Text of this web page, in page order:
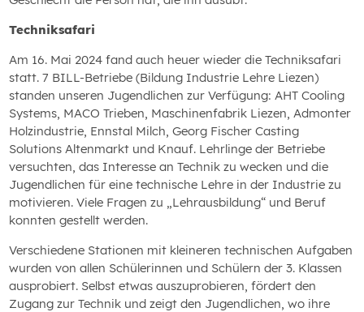
Techniksafari
Am 16. Mai 2024 fand auch heuer wieder die Techniksafari
statt. 7 BILL-Betriebe (Bildung Industrie Lehre Liezen)
standen unseren Jugendlichen zur Verfügung: AHT Cooling
Systems, MACO Trieben, Maschinenfabrik Liezen, Admonter
Holzindustrie, Ennstal Milch, Georg Fischer Casting
Solutions Altenmarkt und Knauf. Lehrlinge der Betriebe
versuchten, das Interesse an Technik zu wecken und die
Jugendlichen für eine technische Lehre in der Industrie zu
motivieren. Viele Fragen zu „Lehrausbildung“ und Beruf
konnten gestellt werden.
Verschiedene Stationen mit kleineren technischen Aufgaben
wurden von allen Schülerinnen und Schülern der 3. Klassen
ausprobiert. Selbst etwas auszuprobieren, fördert den
Zugang zur Technik und zeigt den Jugendlichen, wo ihre